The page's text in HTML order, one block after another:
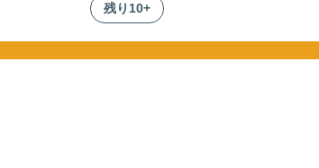
残り10+